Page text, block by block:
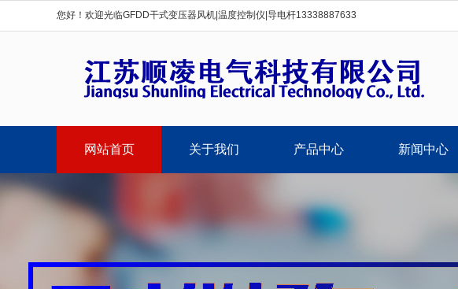
您好！欢迎光临GFDD干式变压器风机|温度控制仪|导电杆13338887633
网站首页 关于我们 产品中心 新闻中心